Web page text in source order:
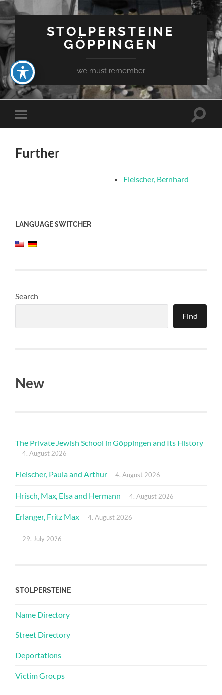
STOLPERSTEINE
GÖPPINGEN
we must remember
Toggle
mobile
Toggle
Further
Fleischer, Bernhard
LANGUAGE SWITCHER
Search
Find
New
The Private Jewish School in Göppingen and Its History
4. August 2026
Fleischer, Paula and Arthur 4. August 2026
Hrisch, Max, Elsa and Hermann 4. August 2026
Erlanger, Fritz Max 4. August 2026
29. July 2026
STOLPERSTEINE
Name Directory
Street Directory
Deportations
Victim Groups